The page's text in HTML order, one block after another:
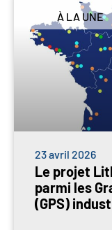
À LA UNE
23 avril 2026
Le projet
parmi les
(GPS)